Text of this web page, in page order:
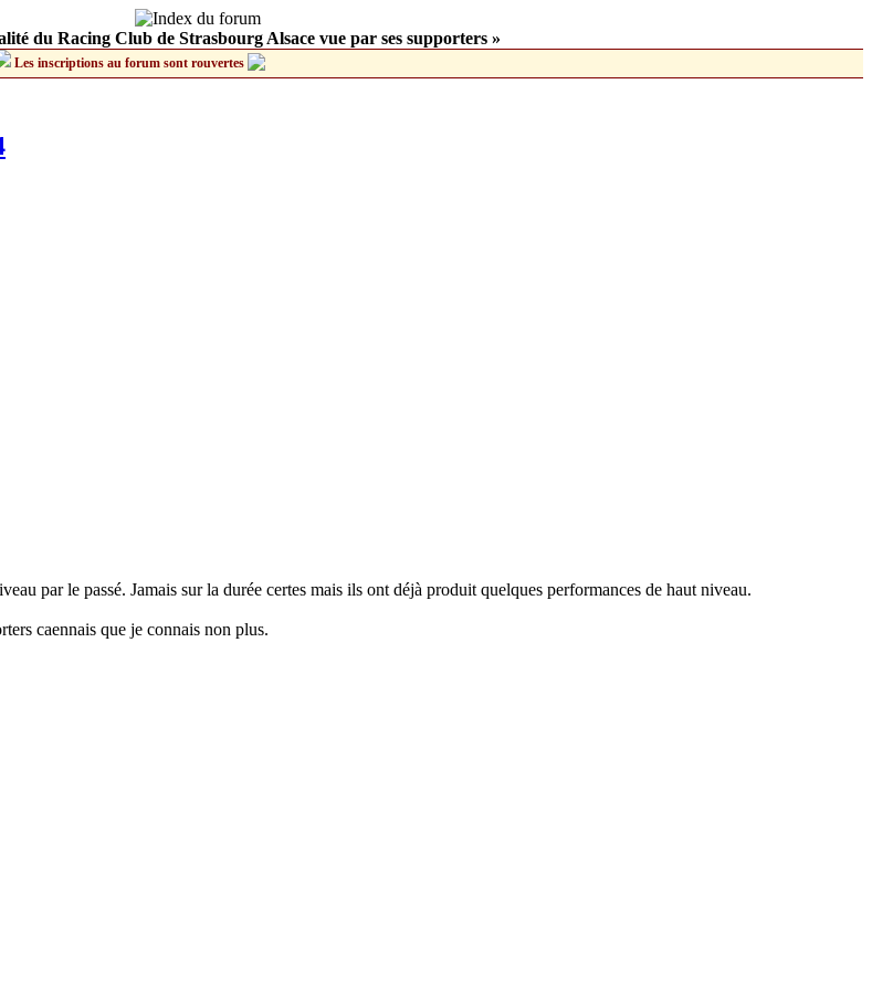
du Racing Club de Strasbourg Alsace vue par ses supporters »
Les inscriptions au forum sont rouvertes
par le passé. Jamais sur la durée certes mais ils ont déjà produit quelques performances de haut niveau.
caennais que je connais non plus.